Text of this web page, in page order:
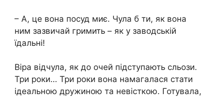
– А, це вона посуд миє. Чула б ти, як вона
ним зазвичай гримить – як у заводській
їдальні!
Віра відчула, як до очей підступають сльози.
Три роки… Три роки вона намагалася стати
ідеальною дружиною та невісткою. Готувала,